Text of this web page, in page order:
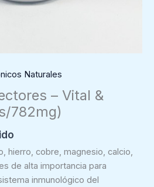
Naturales
– Vital &
782mg)
hierro, cobre, magnesio, calcio,
de alta importancia para
inmunológico del